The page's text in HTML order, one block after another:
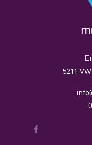
5211